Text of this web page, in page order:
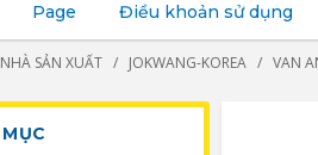
Page Điều khoản sử dụng
NHÀ SẢN XUẤT JOKWANG-KOREA VAN